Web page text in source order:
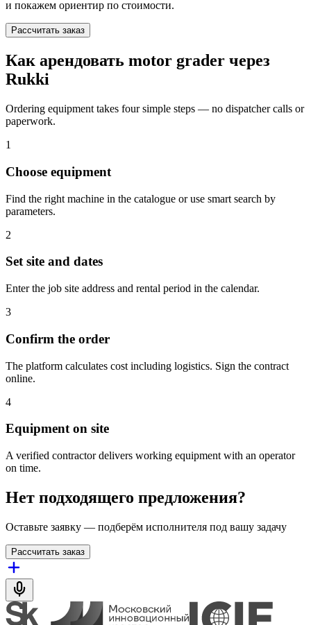
и покажем ориентир по стоимости.
Рассчитать заказ
Как арендовать motor grader через
Rukki
Ordering equipment takes four simple steps — no dispatcher calls or
paperwork.
1
Choose equipment
Find the right machine in the catalogue or use smart search by
parameters.
2
Set site and dates
Enter the job site address and rental period in the calendar.
3
Confirm the order
The platform calculates cost including logistics. Sign the contract
online.
4
Equipment on site
A verified contractor delivers working equipment with an operator
on time.
Нет подходящего предложения?
Оставьте заявку — подберём исполнителя под вашу задачу
Рассчитать заказ